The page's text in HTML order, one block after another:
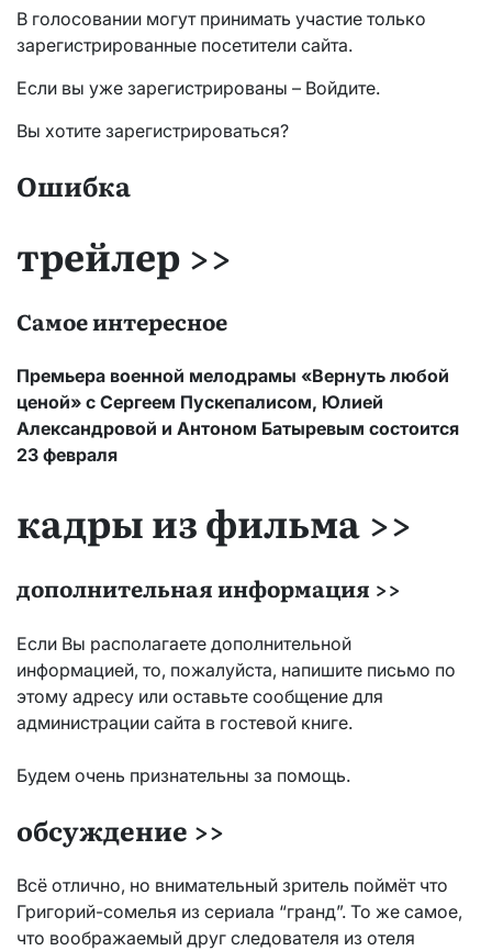
В голосовании могут принимать участие только
зарегистрированные посетители сайта.
Если вы уже зарегистрированы – Войдите.
Вы хотите зарегистрироваться?
Ошибка
трейлер >>
Самое интересное
Премьера военной мелодрамы «Вернуть любой
ценой» с Сергеем Пускепалисом, Юлией
Александровой и Антоном Батыревым состоится
23 февраля
кадры из фильма >>
дополнительная информация >>
Если Вы располагаете дополнительной
информацией, то, пожалуйста, напишите письмо по
этому адресу или оставьте сообщение для
администрации сайта в гостевой книге.
Будем очень признательны за помощь.
обсуждение >>
Всё отлично, но внимательный зритель поймёт что
Григорий-сомелья из сериала “гранд”. То же самое,
что воображаемый друг следователя из отеля